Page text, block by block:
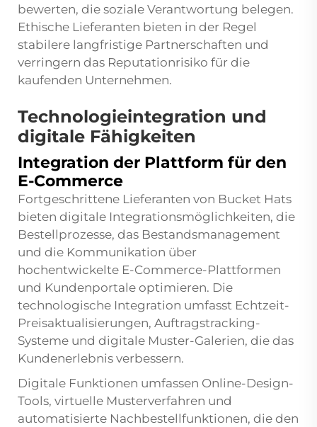
bewerten, die soziale Verantwortung belegen.
Ethische Lieferanten bieten in der Regel
stabilere langfristige Partnerschaften und
verringern das Reputationrisiko für die
kaufenden Unternehmen.
Technologieintegration und
digitale Fähigkeiten
Integration der Plattform für den
E-Commerce
Fortgeschrittene Lieferanten von Bucket Hats
bieten digitale Integrationsmöglichkeiten, die
Bestellprozesse, das Bestandsmanagement
und die Kommunikation über
hochentwickelte E-Commerce-Plattformen
und Kundenportale optimieren. Die
technologische Integration umfasst Echtzeit-
Preisaktualisierungen, Auftragstracking-
Systeme und digitale Muster-Galerien, die das
Kundenerlebnis verbessern.
Digitale Funktionen umfassen Online-Design-
Tools, virtuelle Musterverfahren und
automatisierte Nachbestellfunktionen, die den